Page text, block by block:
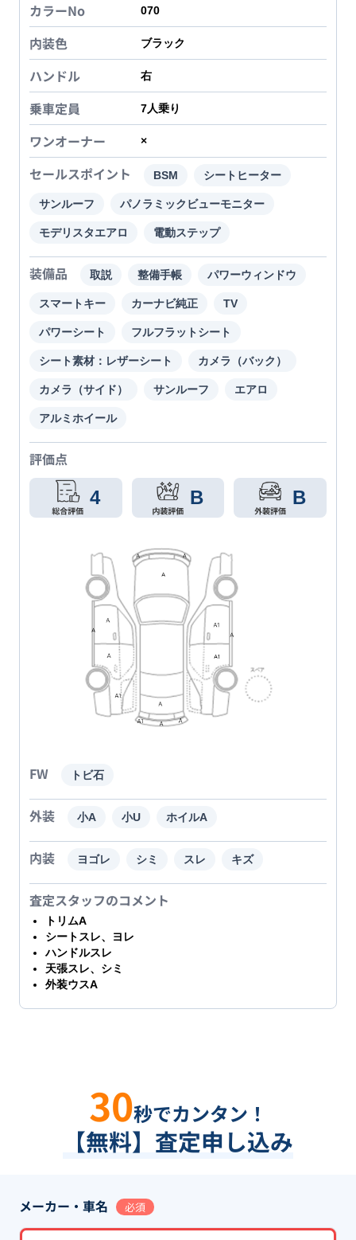
カラーNo 070
内装色 ブラック
ハンドル 右
乗車定員 7人乗り
ワンオーナー ×
セールスポイント BSM シートヒーター
サンルーフ パノラミックビューモニター
モデリスタエアロ 電動ステップ
装備品 取説 整備手帳 パワーウィンドウ
スマートキー カーナビ純正 TV
パワーシート フルフラットシート
シート素材：レザーシート カメラ（バック）
カメラ（サイド） サンルーフ エアロ
アルミホイール
評価点
4 B B
FW トビ石
外装 小A 小U ホイルA
内装 ヨゴレ シミ スレ キズ
査定スタッフのコメント
トリムA
シートスレ、ヨレ
ハンドルスレ
天張スレ、シミ
外装ウスA
30秒でカンタン！
【無料】査定申し込み
メーカー・車名 必須